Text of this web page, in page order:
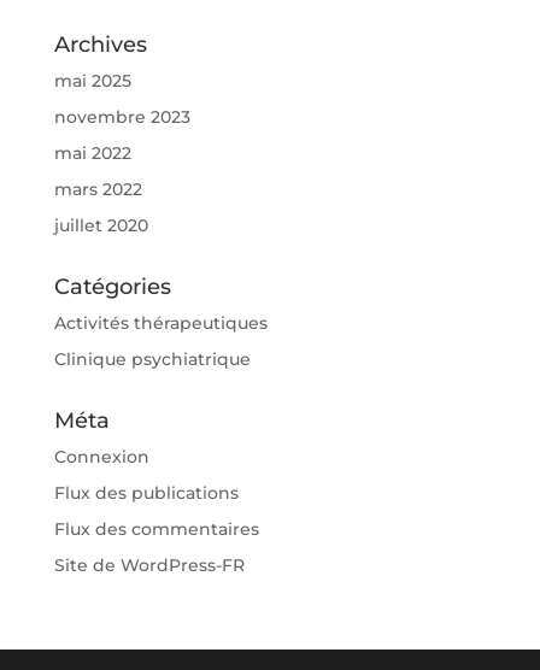
Archives
mai 2025
novembre 2023
mai 2022
mars 2022
juillet 2020
Catégories
Activités thérapeutiques
Clinique psychiatrique
Méta
Connexion
Flux des publications
Flux des commentaires
Site de WordPress-FR